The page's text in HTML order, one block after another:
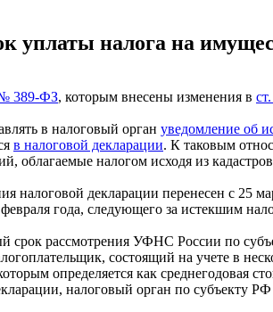
уплаты налога на
№ 389-ФЗ, которым внесены изменения в
в налоговый орган уведомление об
в налоговой декларации. К таковым
облагаемые налогом исходя из
налоговой декларации перенесен с 25
года, следующего за истекшим
срок рассмотрения УФНС России по
состоящий на учете в
определяется как среднегодовая
налоговый орган по субъекту